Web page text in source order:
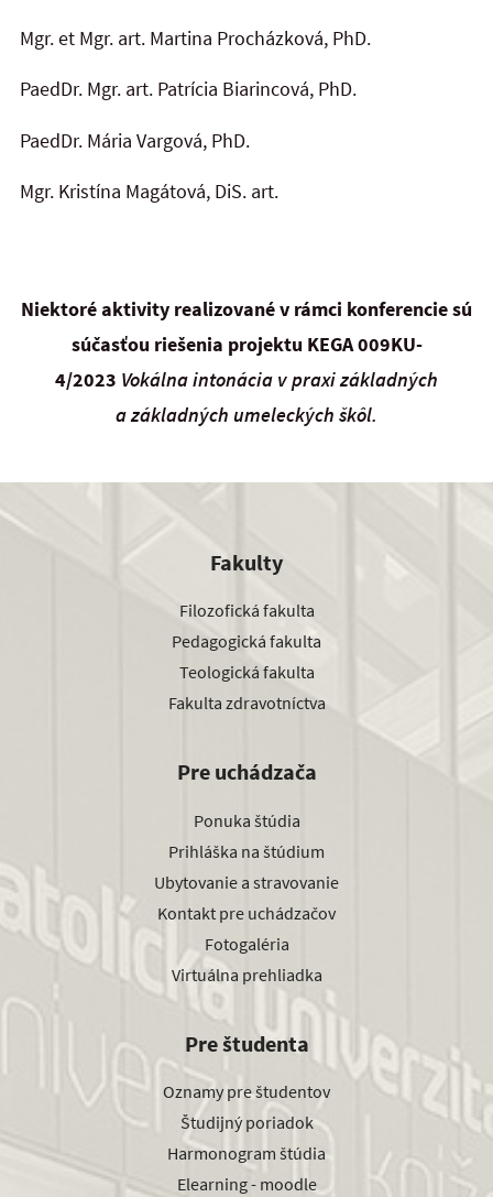
Mgr. et Mgr. art. Martina Procházková, PhD.
PaedDr. Mgr. art. Patrícia Biarincová, PhD.
PaedDr. Mária Vargová, PhD.
Mgr. Kristína Magátová, DiS. art.
Niektoré aktivity realizované v rámci konferencie sú
súčasťou riešenia projektu KEGA 009KU-
4/2023 Vokálna intonácia v praxi základných
a základných umeleckých škôl.
Fakulty
Filozofická fakulta
Pedagogická fakulta
Teologická fakulta
Fakulta zdravotníctva
Pre uchádzača
Ponuka štúdia
Prihláška na štúdium
Ubytovanie a stravovanie
Kontakt pre uchádzačov
Fotogaléria
Virtuálna prehliadka
Pre študenta
Oznamy pre študentov
Študijný poriadok
Harmonogram štúdia
Elearning - moodle